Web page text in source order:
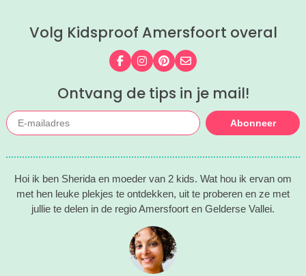
stormbaan buiten’, ‘de Xplore’ en het
dus alle reden om nog een keer te
gaan!
Volg Kidsproof Amersfoort overal
Volg ons op Facebook
Volg ons op Instagram
Volg ons op Pinterest
Mail ons
Ontvang de tips in je mail!
Abonneer
Hoi ik ben Sherida en moeder van 2 kids. Wat hou ik ervan om
met hen leuke plekjes te ontdekken, uit te proberen en ze met
jullie te delen in de regio Amersfoort en Gelderse Vallei.